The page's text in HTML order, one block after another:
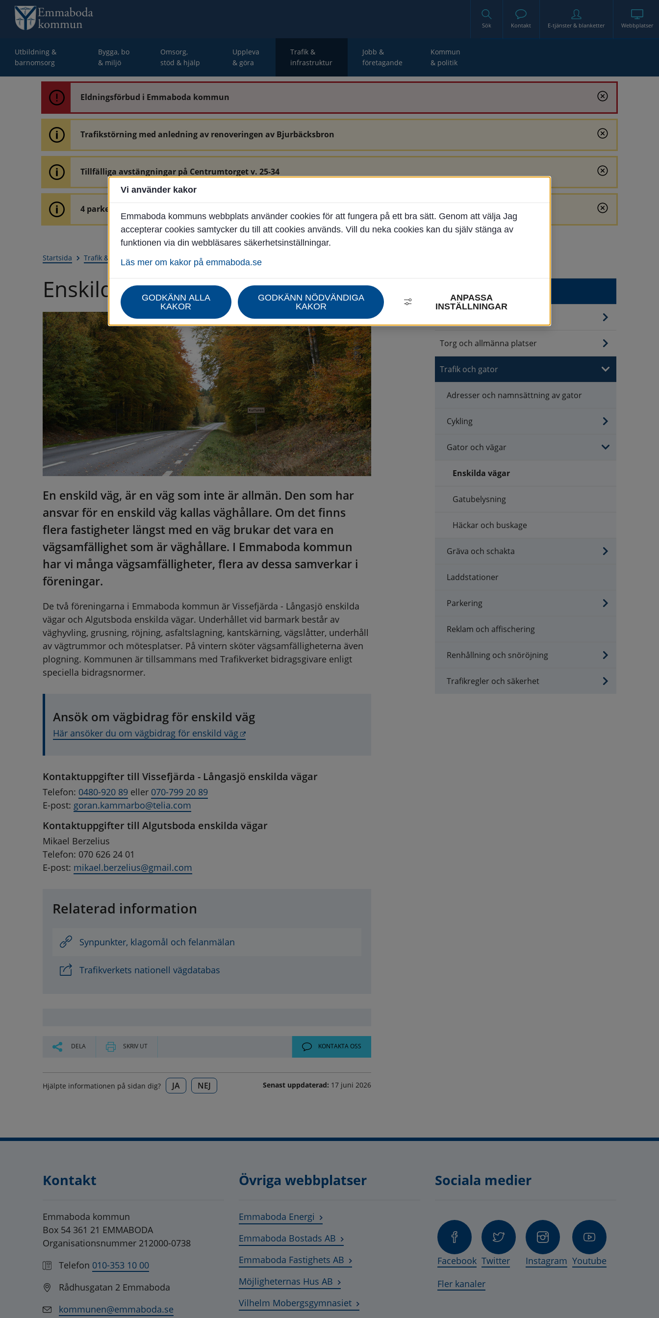
Sök Kontakt E-tjänster & blanketter Webbplatser
Utbildning &
barnomsorg
Bygga, bo
& miljö
Omsorg,
stöd & hjälp
Uppleva
& göra
Trafik &
infrastruktur
Jobb &
företagande
Kommun
& politik
Eldningsförbud i Emmaboda kommun
Trafikstörning med anledning av renoveringen av Bjurbäcksbron
Tillfälliga avstängningar på Centrumtorget v. 25-34
4 parkeringar vid Järnvägsgatan 32-34 är avstängda.
Startsida Trafik & infrastruktur Trafik och gator Gator och vägar
Enskilda vägar
En enskild väg, är en väg som inte är allmän. Den som har
ansvar för en enskild väg kallas väghållare. Om det finns
flera fastigheter längst med en väg brukar det vara en
vägsamfällighet som är väghållare. I Emmaboda kommun
har vi många vägsamfälligheter, flera av dessa samverkar i
föreningar.
De två föreningarna i Emmaboda kommun är Vissefjärda - Långasjö enskilda
vägar och Algutsboda enskilda vägar. Underhållet vid barmark består av
väghyvling, grusning, röjning, asfaltslagning, kantskärning, vägslåtter, underhåll
av vägtrummor och mötesplatser. På vintern sköter vägsamfälligheterna även
plogning. Kommunen är tillsammans med Trafikverket bidragsgivare enligt
speciella bidragsnormer.
Ansök om vägbidrag för enskild väg
Här ansöker du om vägbidrag för enskild väg Länk till annan webbplats, öppnas i nytt fönster.
Kontaktuppgifter till Vissefjärda - Långasjö enskilda vägar
Telefon: 0480-920 89 eller 070-799 20 89
E-post: goran.kammarbo@telia.com
Kontaktuppgifter till Algutsboda enskilda vägar
Mikael Berzelius
Telefon: 070 626 24 01
E-post: mikael.berzelius@gmail.com
Relaterad information
Synpunkter, klagomål och felanmälan
Trafikverkets nationell vägdatabas
DELA SKRIV UT KONTAKTA OSS
Senast uppdaterad: 17 juni 2026
Hjälpte informationen på sidan dig? JA NEJ
Torg och allmänna platser
Trafik och gator
Adresser och namnsättning av gator
Cykling
Gator och vägar
Enskilda vägar
Gatubelysning
Häckar och buskage
Gräva och schakta
Laddstationer
Parkering
Reklam och affischering
Renhållning och snöröjning
Trafikregler och säkerhet
Kontakt
Emmaboda kommun
Box 54 361 21 EMMABODA
Organisationsnummer 212000-0738
Telefon 010-353 10 00
Rådhusgatan 2 Emmaboda
kommunen@emmaboda.se
Övriga webbplatser
Emmaboda Energi Länk till annan webbplats, öppnas i nytt fönster.
Emmaboda Bostads AB Länk till annan webbplats, öppnas i nytt fönster.
Emmaboda Fastighets AB Länk till annan webbplats, öppnas i nytt fönster.
Möjligheternas Hus AB Länk till annan webbplats, öppnas i nytt fönster.
Vilhelm MobergsgymnasietLänk till annan webbplats, öppnas i nytt fönster.
Sociala medier
Facebook Twitter Instagram Youtube
Fler kanaler
Vi använder kakor
Emmaboda kommuns webbplats använder cookies för att fungera på ett bra sätt. Genom att välja Jag
accepterar cookies samtycker du till att cookies används. Vill du neka cookies kan du själv stänga av
funktionen via din webbläsares säkerhetsinställningar.
Läs mer om kakor på emmaboda.se
GODKÄNN ALLA
KAKOR
GODKÄNN NÖDVÄNDIGA
KAKOR
ANPASSA
INSTÄLLNINGAR